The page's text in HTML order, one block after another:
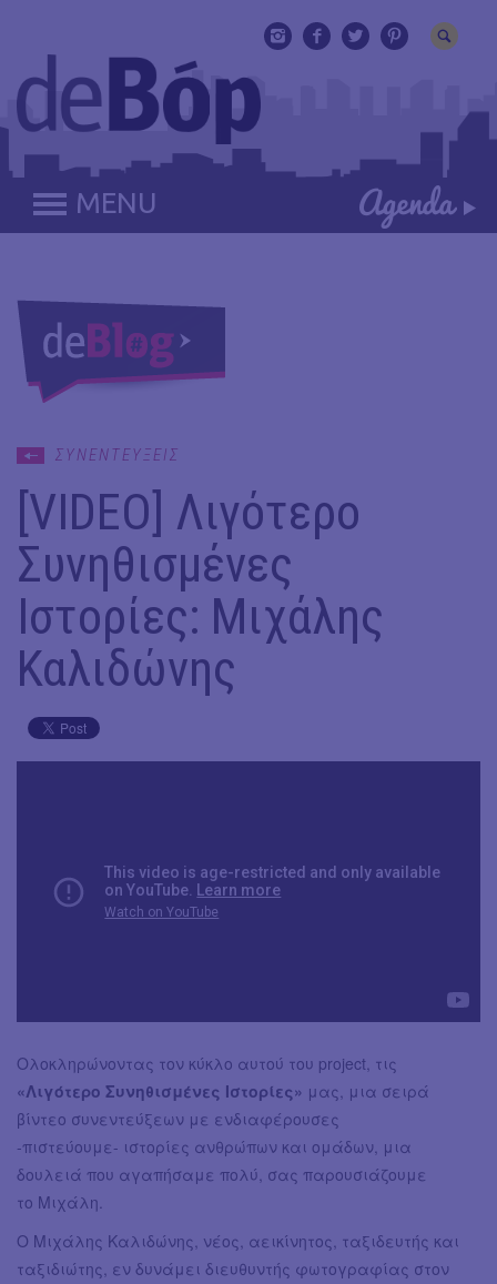
MENU
ΣΥΝΕΝΤΕΥΞΕΙΣ
[VIDEO] Λιγότερο
Συνηθισμένες
Ιστορίες: Μιχάλης
Καλιδώνης
Ολοκληρώνοντας τον κύκλο αυτού του project, τις
«Λιγότερο Συνηθισμένες Ιστορίες» μας, μια σειρά
βίντεο συνεντεύξεων με ενδιαφέρουσες
-πιστεύουμε- ιστορίες ανθρώπων και ομάδων, μια
δουλειά που αγαπήσαμε πολύ, σας παρουσιάζουμε
το Μιχάλη.
Ο Μιχάλης Καλιδώνης, νέος, αεικίνητος, ταξιδευτής και
ταξιδιώτης, εν δυνάμει διευθυντής φωτογραφίας στον